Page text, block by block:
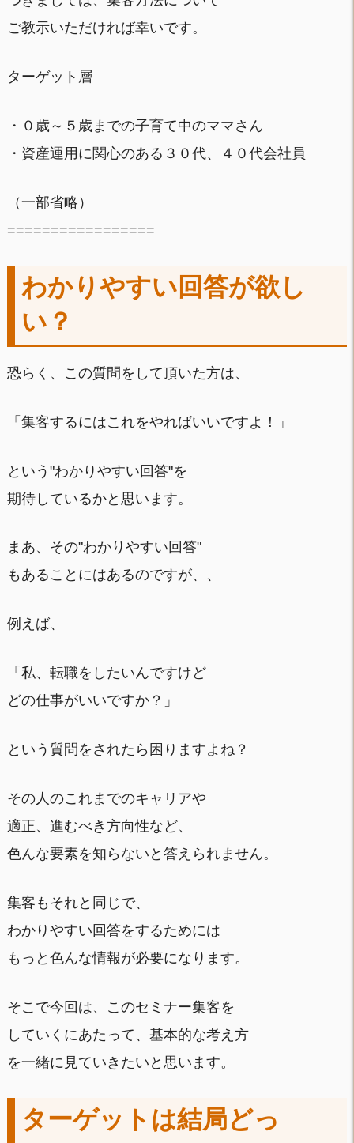
ご教示いただければ幸いです。
ターゲット層
・０歳～５歳までの子育て中のママさん
・資産運用に関心のある３０代、４０代会社員
（一部省略）
=================
わかりやすい回答が欲し
い？
恐らく、この質問をして頂いた方は、
「集客するにはこれをやればいいですよ！」
という"わかりやすい回答"を
期待しているかと思います。
まあ、その"わかりやすい回答"
もあることにはあるのですが、、
例えば、
「私、転職をしたいんですけど
どの仕事がいいですか？」
という質問をされたら困りますよね？
その人のこれまでのキャリアや
適正、進むべき方向性など、
色んな要素を知らないと答えられません。
集客もそれと同じで、
わかりやすい回答をするためには
もっと色んな情報が必要になります。
そこで今回は、このセミナー集客を
していくにあたって、基本的な考え方
を一緒に見ていきたいと思います。
ターゲットは結局どっ